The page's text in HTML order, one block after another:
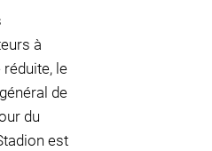
à
le
de
du
est